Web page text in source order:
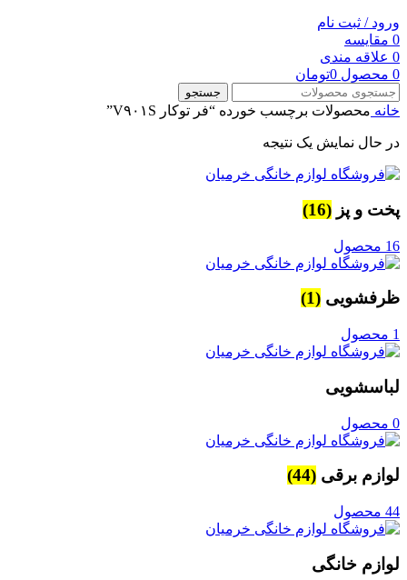
ورود / ثبت نام
0 مقایسه
0 علاقه مندی
0 محصول 0تومان
جستجو
خانه محصولات برچسب خورده “فر توکار V۹۰۱S”
در حال نمایش یک نتیجه
پخت و پز (16)
16 محصول
ظرفشویی (1)
1 محصول
لباسشویی
0 محصول
لوازم برقی (44)
44 محصول
لوازم خانگی